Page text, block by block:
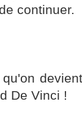
continuer.
De Vinci !